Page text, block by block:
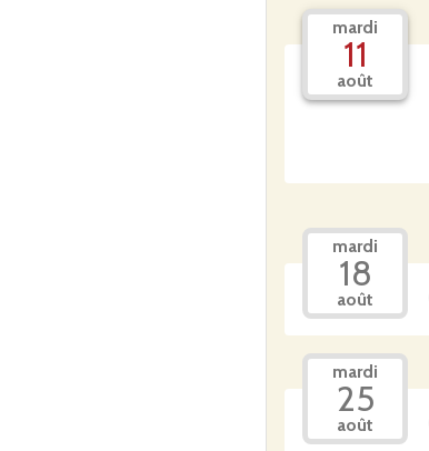
mardi
11
août
mardi
18
août
mardi
25
août